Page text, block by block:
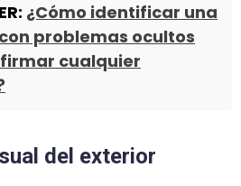
¿Cómo identificar una
problemas ocultos
cualquier
del exterior